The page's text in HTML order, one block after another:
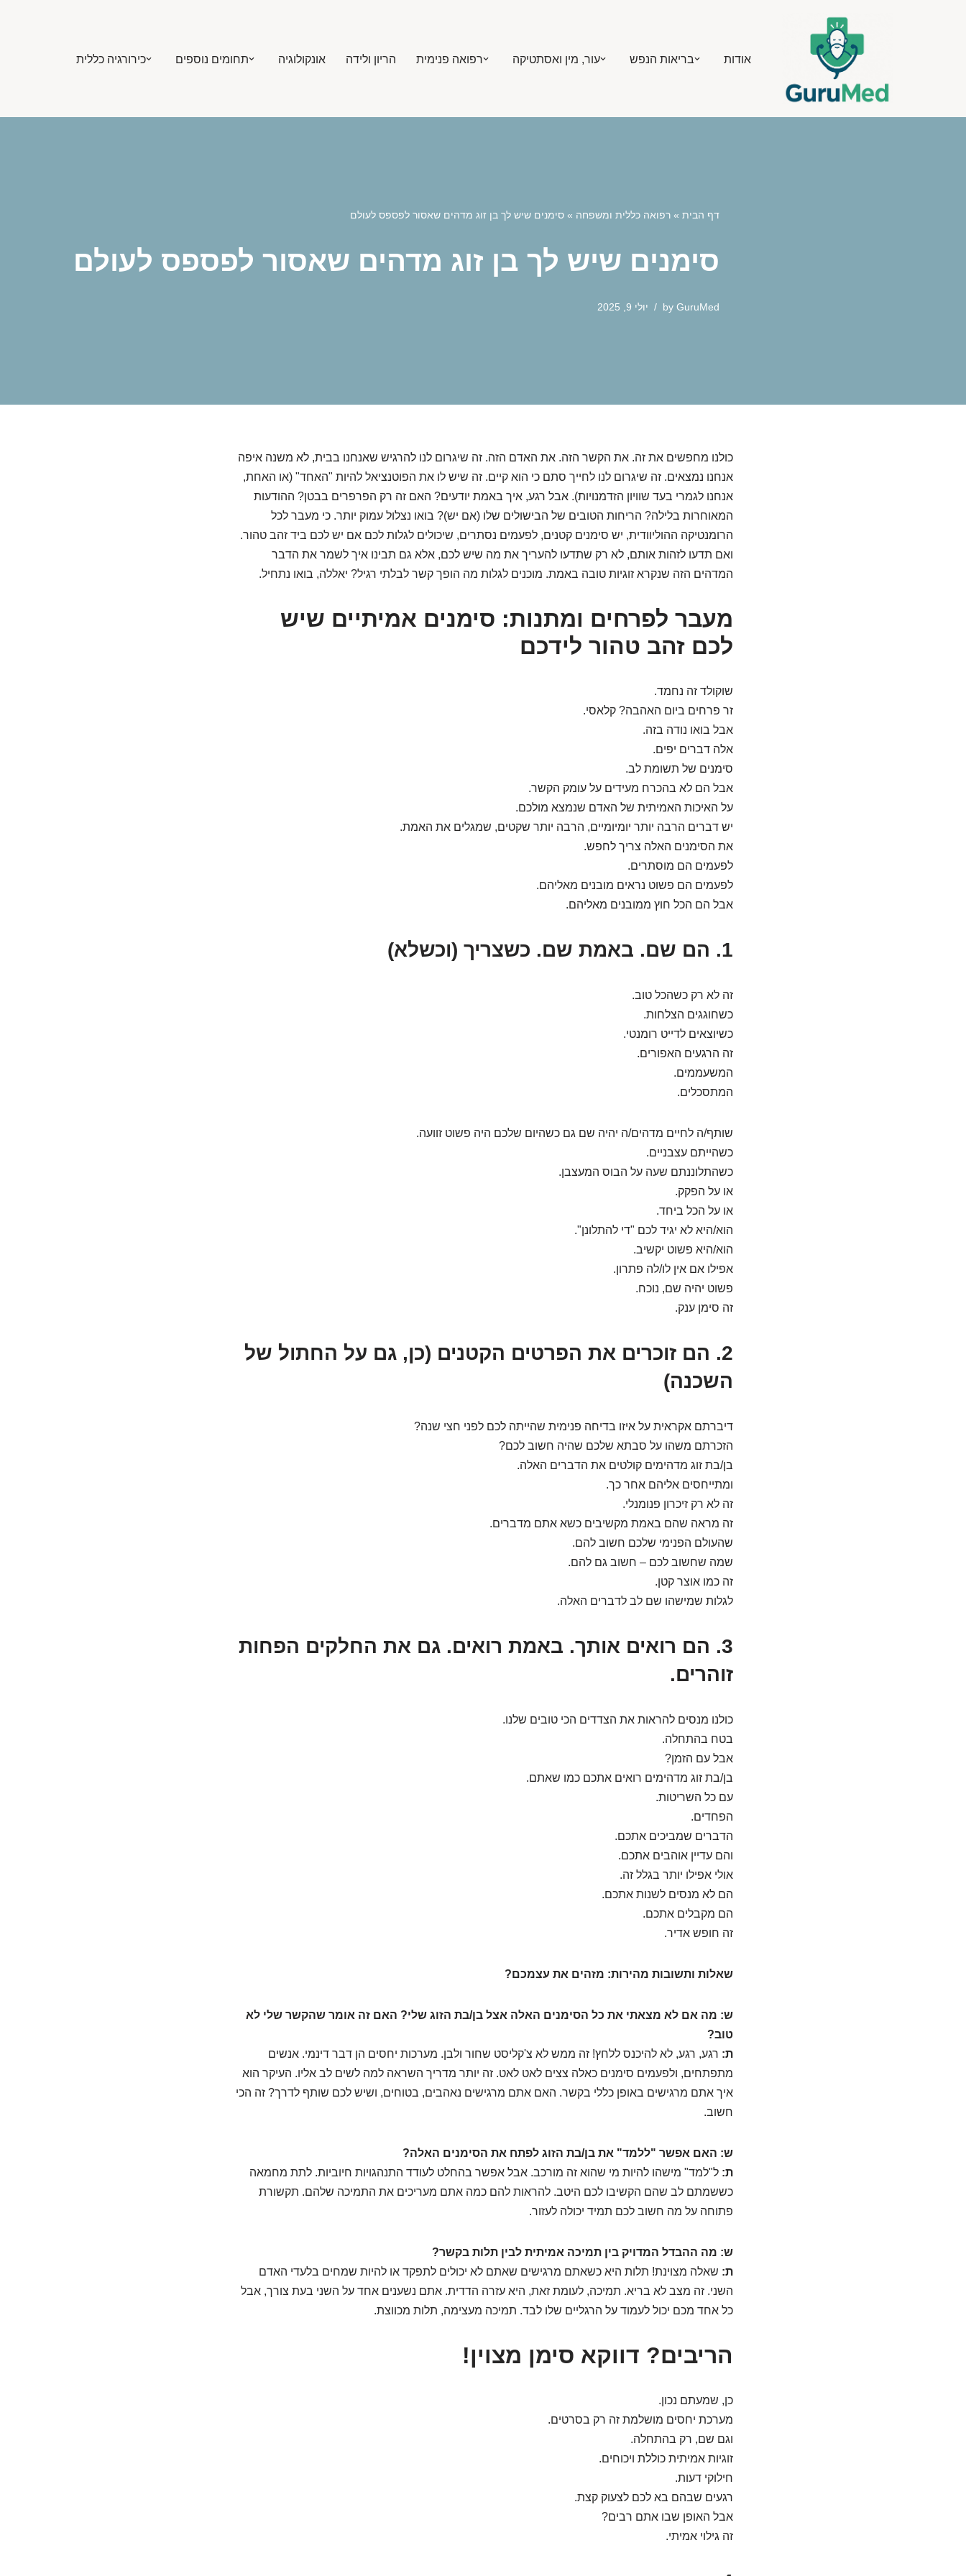
אודות בריאות הנפש עור, מין ואסתטיקה רפואה פנימית הריון ולידה אונקולוגיה תחומים נוספים כירורגיה כללית
דף הבית » רפואה כללית ומשפחה » סימנים שיש לך בן זוג מדהים שאסור לפספס לעולם
סימנים שיש לך בן זוג מדהים שאסור לפספס לעולם
by GuruMed יולי 9, 2025
כולנו מחפשים את זה. את הקשר הזה. את האדם הזה. זה שיגרום לנו להרגיש שאנחנו בבית, לא משנה איפה
אנחנו נמצאים. זה שיגרום לנו לחייך סתם כי הוא קיים. זה שיש לו את הפוטנציאל להיות "האחד" (או האחת,
אנחנו לגמרי בעד שוויון הזדמנויות). אבל רגע, איך באמת יודעים? האם זה רק הפרפרים בבטן? ההודעות
המאוחרות בלילה? הריחות הטובים של הבישולים שלו (אם יש)? בואו נצלול עמוק יותר. כי מעבר לכל
הרומנטיקה ההוליוודית, יש סימנים קטנים, לפעמים נסתרים, שיכולים לגלות לכם אם יש לכם ביד זהב טהור.
ואם תדעו לזהות אותם, לא רק שתדעו להעריך את מה שיש לכם, אלא גם תבינו איך לשמר את הדבר
המדהים הזה שנקרא זוגיות טובה באמת. מוכנים לגלות מה הופך קשר לבלתי רגיל? יאללה, בואו נתחיל.
מעבר לפרחים ומתנות: סימנים אמיתיים שיש
לכם זהב טהור לידכם
שוקולד זה נחמד.
זר פרחים ביום האהבה? קלאסי.
אבל בואו נודה בזה.
אלה דברים יפים.
סימנים של תשומת לב.
אבל הם לא בהכרח מעידים על עומק הקשר.
על האיכות האמיתית של האדם שנמצא מולכם.
יש דברים הרבה יותר יומיומיים, הרבה יותר שקטים, שמגלים את האמת.
את הסימנים האלה צריך לחפש.
לפעמים הם מוסתרים.
לפעמים הם פשוט נראים מובנים מאליהם.
אבל הם הכל חוץ ממובנים מאליהם.
1. הם שם. באמת שם. כשצריך (וכשלא)
זה לא רק כשהכל טוב.
כשחוגגים הצלחות.
כשיוצאים לדייט רומנטי.
זה הרגעים האפורים.
המשעממים.
המתסכלים.
שותף/ה לחיים מדהים/ה יהיה שם גם כשהיום שלכם היה פשוט זוועה.
כשהייתם עצבניים.
כשהתלוננתם שעה על הבוס המעצבן.
או על הפקק.
או על הכל ביחד.
הוא/היא לא יגיד לכם "די להתלונן".
הוא/היא פשוט יקשיב.
אפילו אם אין לו/לה פתרון.
פשוט יהיה שם, נוכח.
זה סימן ענק.
2. הם זוכרים את הפרטים הקטנים (כן, גם על החתול של
השכנה)
דיברתם אקראית על איזו בדיחה פנימית שהייתה לכם לפני חצי שנה?
הזכרתם משהו על סבתא שלכם שהיה חשוב לכם?
בן/בת זוג מדהימים קולטים את הדברים האלה.
ומתייחסים אליהם אחר כך.
זה לא רק זיכרון פנומנלי.
זה מראה שהם באמת מקשיבים כשא אתם מדברים.
שהעולם הפנימי שלכם חשוב להם.
שמה שחשוב לכם – חשוב גם להם.
זה כמו אוצר קטן.
לגלות שמישהו שם לב לדברים האלה.
3. הם רואים אותך. באמת רואים. גם את החלקים הפחות
זוהרים.
כולנו מנסים להראות את הצדדים הכי טובים שלנו.
בטח בהתחלה.
אבל עם הזמן?
בן/בת זוג מדהימים רואים אתכם כמו שאתם.
עם כל השריטות.
הפחדים.
הדברים שמביכים אתכם.
והם עדיין אוהבים אתכם.
אולי אפילו יותר בגלל זה.
הם לא מנסים לשנות אתכם.
הם מקבלים אתכם.
זה חופש אדיר.
שאלות ותשובות מהירות: מזהים את עצמכם?
ש: מה אם לא מצאתי את כל הסימנים האלה אצל בן/בת הזוג שלי? האם זה אומר שהקשר שלי לא
טוב?
ת: רגע, רגע, לא להיכנס ללחץ! זה ממש לא צ'קליסט שחור ולבן. מערכות יחסים הן דבר דינמי. אנשים
מתפתחים, ולפעמים סימנים כאלה צצים לאט לאט. זה יותר מדריך השראה למה לשים לב אליו. העיקר הוא
איך אתם מרגישים באופן כללי בקשר. האם אתם מרגישים נאהבים, בטוחים, ושיש לכם שותף לדרך? זה הכי
חשוב.
ש: האם אפשר "ללמד" את בן/בת הזוג לפתח את הסימנים האלה?
ת: ל"למד" מישהו להיות מי שהוא זה מורכב. אבל אפשר בהחלט לעודד התנהגויות חיוביות. לתת מחמאה
כששמתם לב שהם הקשיבו לכם היטב. להראות להם כמה אתם מעריכים את התמיכה שלהם. תקשורת
פתוחה על מה חשוב לכם תמיד יכולה לעזור.
ש: מה ההבדל המדויק בין תמיכה אמיתית לבין תלות בקשר?
ת: שאלה מצוינת! תלות היא כשאתם מרגישים שאתם לא יכולים לתפקד או להיות שמחים בלעדי האדם
השני. זה מצב לא בריא. תמיכה, לעומת זאת, היא עזרה הדדית. אתם נשענים אחד על השני בעת צורך, אבל
כל אחד מכם יכול לעמוד על הרגליים שלו לבד. תמיכה מעצימה, תלות מכווצת.
הריבים? דווקא סימן מצוין!
כן, שמעתם נכון.
מערכת יחסים מושלמת זה רק בסרטים.
וגם שם, רק בהתחלה.
זוגיות אמיתית כוללת ויכוחים.
חילוקי דעות.
רגעים שבהם בא לכם לצעוק קצת.
אבל האופן שבו אתם רבים?
זה גילוי אמיתי.